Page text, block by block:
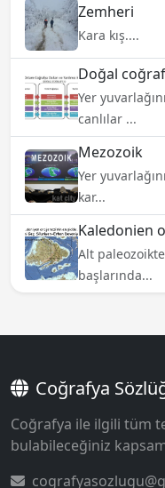
Zemheri
Kara kış....
Doğal
Yer
canlılar ...
Mezozoik
Yer
kar...
Kaledonien
Alt
başlarında...
Coğrafya
Coğrafya ile ilgili tüm
bulabileceğiniz